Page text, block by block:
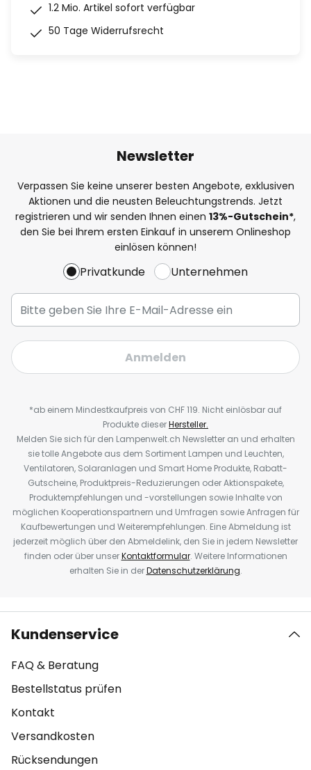
1.2 Mio. Artikel sofort verfügbar
50 Tage Widerrufsrecht
Newsletter
Verpassen Sie keine unserer besten Angebote, exklusiven
Aktionen und die neusten Beleuchtungstrends. Jetzt
registrieren und wir senden Ihnen einen 13%-Gutschein*,
den Sie bei Ihrem ersten Einkauf in unserem Onlineshop
einlösen können!
Privatkunde Unternehmen
Anmelden
*ab einem Mindestkaufpreis von CHF 119. Nicht einlösbar auf
Produkte dieserHersteller.
Melden Sie sich für den Lampenwelt.ch Newsletter an und erhalten
sie tolle Angebote aus dem Sortiment Lampen und Leuchten,
Ventilatoren, Solaranlagen und Smart Home Produkte, Rabatt-
Gutscheine, Produktpreis-Reduzierungen oder Aktionspakete,
Produktempfehlungen und -vorstellungen sowie Inhalte von
möglichen Kooperationspartnern und Umfragen sowie Anfragen für
Kaufbewertungen und Weiterempfehlungen. Eine Abmeldung ist
jederzeit möglich über den Abmeldelink, den Sie in jedem Newsletter
finden oder über unserKontaktformular. Weitere Informationen
erhalten Sie in derDatenschutzerklärung.
Kundenservice
FAQ & Beratung
Bestellstatus prüfen
Kontakt
Versandkosten
Rücksendungen